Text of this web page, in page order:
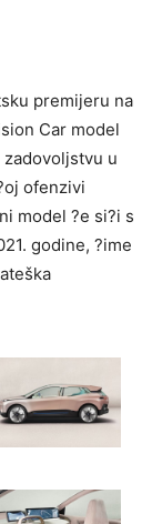
premijeru na
Car model
u
ofenzivi
model ?e si?i s
godine, ?ime